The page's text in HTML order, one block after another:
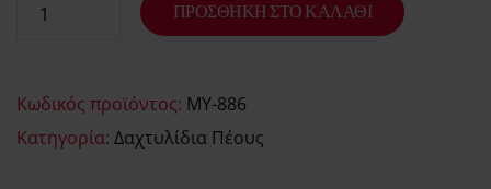
ΠΡΟΣΘΉΚΗ ΣΤΟ ΚΑΛΆΘΙ
Κωδικός προϊόντος: MY-886
Κατηγορία: Δαχτυλίδια Πέους